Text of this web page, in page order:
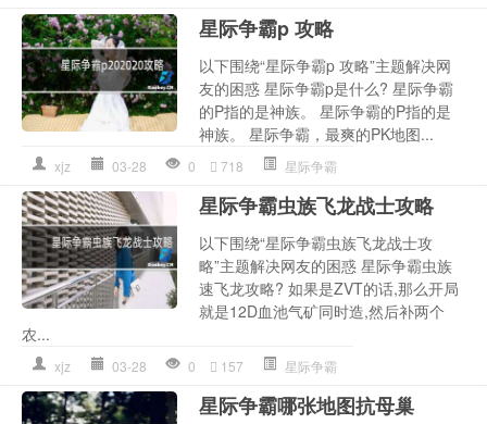
星际争霸p 攻略
以下围绕“星际争霸p 攻略”主题解决网
友的困惑 星际争霸p是什么? 星际争霸
的P指的是神族。 星际争霸的P指的是
神族。 星际争霸，最爽的PK地图...
xjz 03-28 0 718 星际争霸
星际争霸虫族飞龙战士攻略
以下围绕“星际争霸虫族飞龙战士攻
略”主题解决网友的困惑 星际争霸虫族
速飞龙攻略? 如果是ZVT的话,那么开局
就是12D血池气矿同时造,然后补两个
农...
xjz 03-28 0 157 星际争霸
星际争霸哪张地图抗母巢